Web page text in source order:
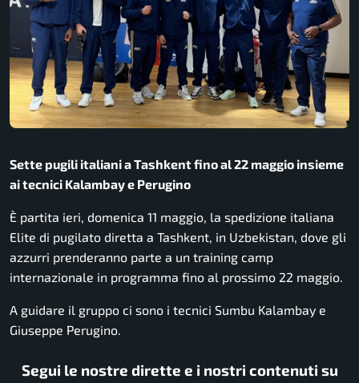
Sette pugili italiani a Tashkent fino al 22 maggio insieme
ai tecnici Kalambay e Perugino
È partita ieri, domenica 11 maggio, la spedizione italiana
Elite di pugilato diretta a Tashkent, in Uzbekistan, dove gli
azzurri prenderanno parte a un training camp
internazionale in programma fino al prossimo 22 maggio.
A guidare il gruppo ci sono i tecnici Sumbu Kalambay e
Giuseppe Perugino.
Segui le nostre dirette e i nostri contenuti su